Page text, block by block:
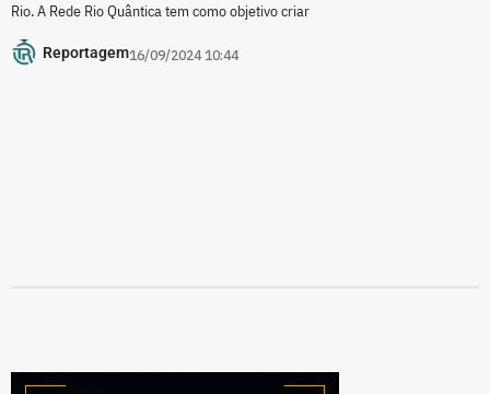
Rio. A Rede Rio Quântica tem como objetivo criar
Reportagem16/09/2024 10:44